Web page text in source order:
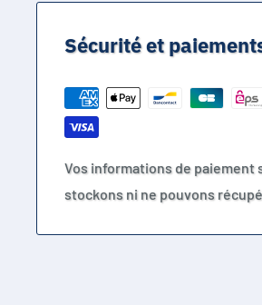
Sécurité et
Vos informations de paiement
stockons ni ne pouvons